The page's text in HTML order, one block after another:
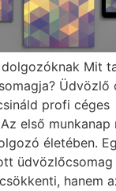
Mit
Üdvözlő
profi céges
első munkanap
életében.
üdvözlőcsomag
hanem